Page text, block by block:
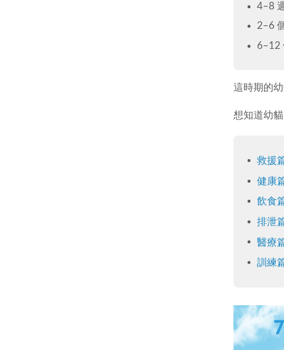
4–8
2–6
6–12
這時期的幼
想知道幼
救援
健康
飲食
排泄
醫療
訓練